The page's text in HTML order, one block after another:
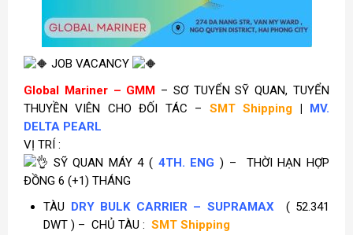
JOB VACANCY
Global Mariner – GMM – SƠ TUYỂN SỸ QUAN, TUYỂN
THUYỀN VIÊN CHO ĐỐI TÁC –
SMT Shipping | MV.
DELTA PEARL
VỊ TRÍ :
SỸ QUAN MÁY 4 ( 4TH. ENG ) – THỜI HẠN HỢP
ĐỒNG 6 (+1) THÁNG
TÀU DRY BULK CARRIER – SUPRAMAX
( 52.341
DWT ) – CHỦ TÀU : SMT Shipping